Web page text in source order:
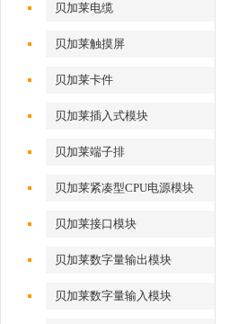
贝加莱电缆
贝加莱触摸屏
贝加莱卡件
贝加莱插入式模块
贝加莱端子排
贝加莱紧凑型CPU电源模块
贝加莱接口模块
贝加莱数字量输出模块
贝加莱数字量输入模块